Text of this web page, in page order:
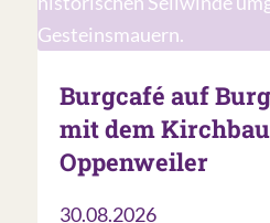
Burgcafé auf
mit dem
Oppenweiler
30.08.2026